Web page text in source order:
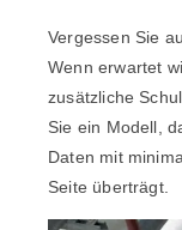
Vergessen Sie
Wenn erwartet
zusätzliche
Sie ein Modell,
Daten mit
Seite überträgt.